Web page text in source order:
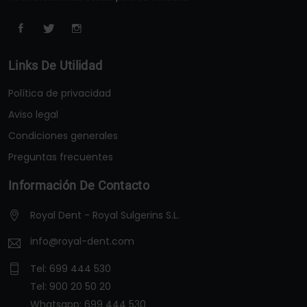
Links De Utilidad
Política de privacidad
Aviso legal
Condiciones generales
Preguntas frecuentes
Información De Contacto
Royal Dent - Royal Sulgerins S.L.
info@royal-dent.com
Tel: 699 444 530
Tel: 900 20 50 20